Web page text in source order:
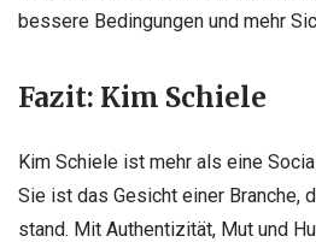
bessere Bedingungen und mehr
Fazit: Kim Schiele
Kim Schiele ist mehr als eine
Sie ist das Gesicht einer Branche,
stand. Mit Authentizität, Mut und